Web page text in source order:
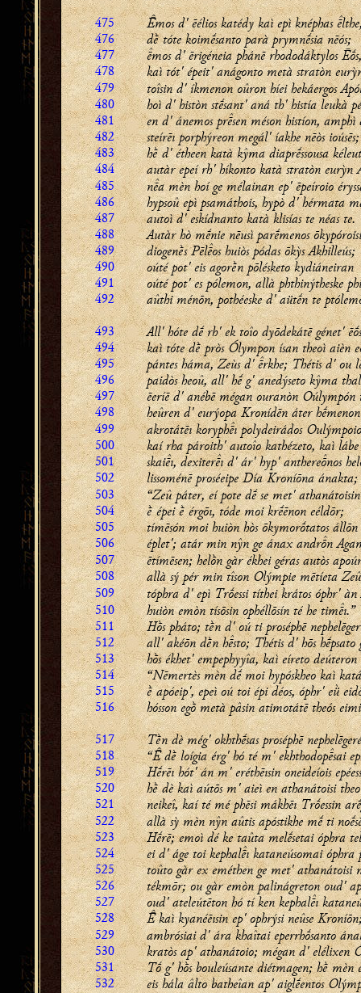
475 mos d' ēélios katédy kaì epì knéphas
476 dḕ tóte koimḗsanto parà prymnḗsia nēós;
477 mos d' ērigéneia phánē rhododáktylos Ēṓs,
478 kaì tót' épeit' anágonto metà stratòn
479 toîsin d' íkmenon oûron híei hekáergos
480 hoì d' històn stḗsant' aná th' histía leukà
481 en d' ánemos prsen méson histíon,
482 steírēı porphýreon megál' íakhe nēòs ioúsēs;
483 hḕ d' étheen katà kŷma diaprḗssousa
484 autàr epeí rh' híkonto katà stratòn eurỳn
485 na mèn hoí ge mélainan ep' ēpeíroio
486 hypsoû epì psamáthois, hypò d' hérmata
487 autoì d' eskídnanto katà klisías te néas te.
488 Autàr hò mḗnie nēusì parḗmenos ōkypóroisi
489 diogenḕs Pēlos huiòs pódas ōkỳs Akhilleús;
490 oúté pot' eis agorḕn pōlésketo kydiáneiran
491 oúté pot' es pólemon, allà phthinýtheske
492 aûthi ménōn, pothéeske d' aütḗn te
493 All' hóte dḗ rh' ek toîo dyōdekátē génet'
494 kaì tóte dḕ pròs Ólympon ísan theoì aièn
495 pántes háma, Zeùs d' rkhe; Thétis d' ou
496 paidòs heoû, all' hḗ g' anedýseto kŷma
497 ēeríē d' anébē mégan ouranòn Oúlympón
498 heûren d' eurýopa Kronídēn áter
499 akrotátēı koryphı polydeirádos
500 kaí rha pároith' autoîo kathézeto, kaì lábe
501 skaiı, dexiterı d' ár' hyp' antherenos
502 lissoménē proséeipe Día Kroníōna ánakta;
503 “Zeû páter, eí pote dḗ se met' athanátoisin
504 ḕ épei ḕ érgōı, tóde moi krḗēnon eéldōr;
505 tímēsón moi huiòn hòs ōkymorṓtatos állōn
506 éplet'; atár min nŷn ge ánax andrn
507 ētímēsen; helṑn gàr ékhei géras autòs
508 allà sý pér min tîson Olýmpie mētíeta
509 tóphra d' epì Trṓessi títhei krátos óphr' àn
510 huiòn emòn tísōsin ophéllōsín té he timı.”
511 Hṑs pháto; tḕn d' oú ti proséphē
512 all' akéōn dḕn hsto; Thétis d' hōs hḗpsato
513 hṑs ékhet' empephyyîa, kaì eíreto
514 “Nēmertès mèn dḗ moi hypóskheo kaì
515 ḕ apóeip', epeì oú toi épi déos, óphr' eǜ
516 hósson egṑ metà pâsin atimotátē theós
517 Tḕn dè még' okhthḗsas proséphē
518 “ dḕ loígia érg' hó té m' ekhthodopsai
519 Hḗrēı hót' án m' eréthēısin oneideíois
520 hḕ dè kaì aútōs m' aieì en athanátoisi
521 neikeî, kaí té mé phēsi mákhēı Trṓessin
522 allà sỳ mèn nŷn aûtis apóstikhe mḗ ti
523 Hḗrē; emoì dé ke taûta melḗsetai óphra
524 ei d' áge toi kephalı kataneúsomai óphra
525 toûto gàr ex eméthen ge met' athanátoisi
526 tékmōr; ou gàr emòn palinágreton oud'
527 oud' ateleútēton hó tí ken kephalı
528  kaì kyanéēısin ep' ophrýsi neûse
529 ambrósiai d' ára khaîtai eperrhṓsanto
530 kratòs ap' athanátoio; mégan d' elélixen
531 Tṓ g' hṑs bouleúsante diétmagen; hḕ mèn
532 eis hála âlto batheîan ap' aiglḗentos